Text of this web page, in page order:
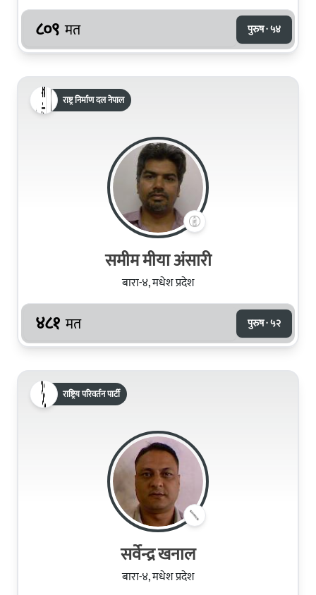
८०९ मत पुरुष · ५४
राष्ट्र निर्माण दल नेपाल
समीम मीया अंसारी
बारा-४, मधेश प्रदेश
४८१ मत पुरुष · ५२
राष्ट्रिय परिवर्तन पार्टी
सर्वेन्द्र खनाल
बारा-४, मधेश प्रदेश